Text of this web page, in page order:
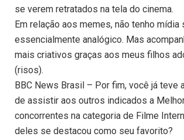
se verem retratados na tela do cinema.
Em relação aos memes, não tenho mídia
essencialmente analógico. Mas
mais criativos graças aos meus filhos
(risos).
BBC News Brasil – Por fim, você já teve
de assistir aos outros indicados a
concorrentes na categoria de Filme
deles se destacou como seu favorito?